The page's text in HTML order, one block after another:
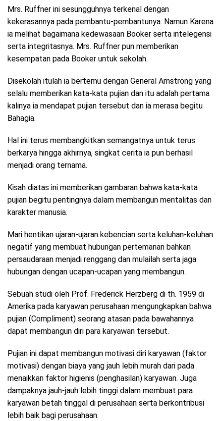
Mrs. Ruffner ini sesungguhnya terkenal dengan
kekerasannya pada pembantu-pembantunya. Namun Karena
ia melihat bagaimana kedewasaan Booker serta intelegensi
serta integritasnya. Mrs. Ruffner pun memberikan
kesempatan pada Booker untuk sekolah.
Disekolah itulah ia bertemu dengan General Amstrong yang
selalu memberikan kata-kata pujian dan itu adalah pertama
kalinya ia mendapat pujian tersebut dan ia merasa begitu
Bahagia.
Hal ini terus membangkitkan semangatnya untuk terus
berkarya hingga akhirnya, singkat cerita ia pun berhasil
menjadi orang ternama.
Kisah diatas ini memberikan gambaran bahwa kata-kata
pujian begitu pentingnya dalam membangun mentalitas dan
karakter manusia.
Mari hentikan ujaran-ujaran kebencian serta keluhan-keluhan
negatif yang membuat hubungan pertemanan bahkan
persaudaraan menjadi renggang dan mulailah serta jaga
hubungan dengan ucapan-ucapan yang membangun.
Sebuah studi oleh Prof. Frederick Herzberg di th. 1959 di
Amerika pada karyawan perusahaan mengungkapkan bahwa
pujian (Compliment) seorang atasan pada bawahannya
dapat membangun diri para karyawan tersebut.
Pujian ini dapat membangun motivasi diri karyawan (faktor
motivasi) dengan biaya yang jauh lebih murah dari pada
menaikkan faktor higienis (penghasilan) karyawan. Juga
dampaknya jauh-jauh lebih tinggi dalam membuat para
karyawan betah tinggal di perusahaan serta berkontribusi
lebih baik bagi perusahaan.